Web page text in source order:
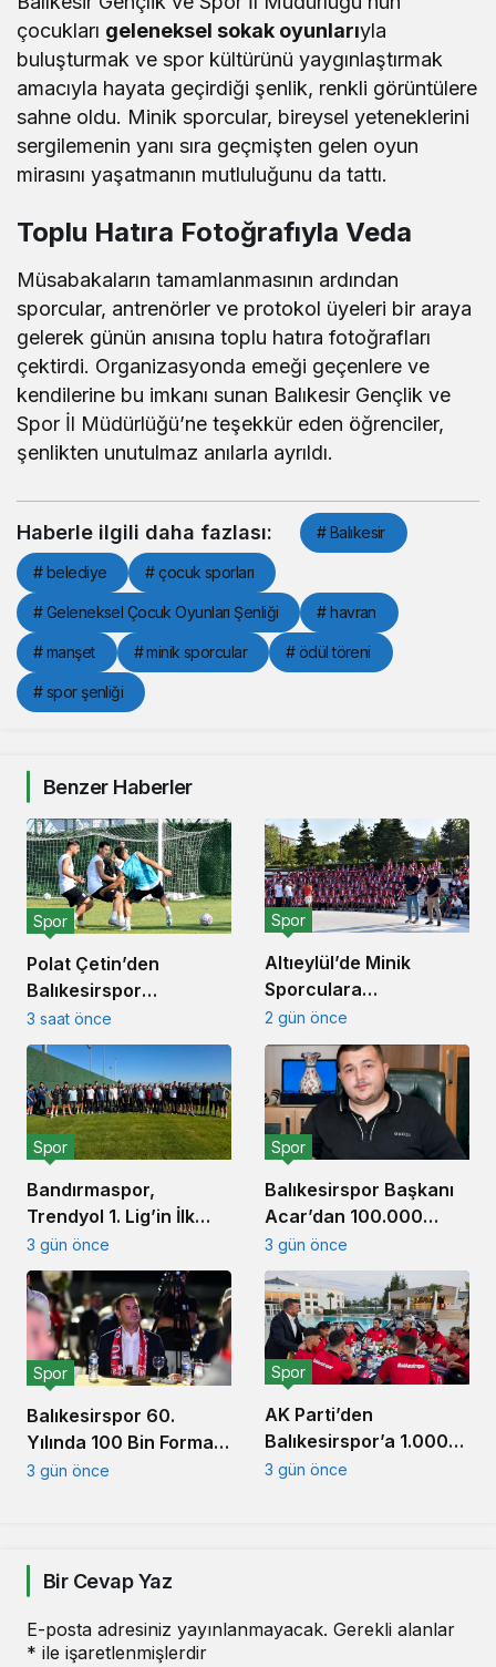
çocukları geleneksel sokak oyunlarıyla
buluşturmak ve spor kültürünü yaygınlaştırmak
amacıyla hayata geçirdiği şenlik, renkli görüntülere
sahne oldu. Minik sporcular, bireysel yeteneklerini
sergilemenin yanı sıra geçmişten gelen oyun
mirasını yaşatmanın mutluluğunu da tattı.
Toplu Hatıra Fotoğrafıyla Veda
Müsabakaların tamamlanmasının ardından
sporcular, antrenörler ve protokol üyeleri bir araya
gelerek günün anısına toplu hatıra fotoğrafları
çektirdi. Organizasyonda emeği geçenlere ve
kendilerine bu imkanı sunan Balıkesir Gençlik ve
Spor İl Müdürlüğü’ne teşekkür eden öğrenciler,
şenlikten unutulmaz anılarla ayrıldı.
Haberle ilgili daha fazlası: # Balıkesir
# belediye # çocuk sporları
# Geleneksel Çocuk Oyunları Şenliği # havran
# manşet # minik sporcular # ödül töreni
# spor şenliği
Benzer Haberler
Polat Çetin’den
Balıkesirspor
Açıklaması: ‘Büyük
Camiaların Hedefleri
Büyüktür’
Spor
3 saat önce
Altıeylül’de Minik
Sporculara
Balıkesirspor Forması
Hediye Edildi
Spor
2 gün önce
Bandırmaspor,
Trendyol 1. Lig’in İlk
Haftasında
İstanbulspor’u
Ağırlamaya
Hazırlanıyor
Spor
3 gün önce
Balıkesirspor Başkanı
Acar’dan 100.000
Forma Kampanyası
Açıklaması
Spor
3 gün önce
Balıkesirspor 60.
Yılında 100 Bin Forma
Kampanyası Başlattı
Spor
3 gün önce
AK Parti’den
Balıkesirspor’a 1.000
Forma Desteği
Spor
3 gün önce
Bir Cevap Yaz
E-posta adresiniz yayınlanmayacak. Gerekli alanlar
* ile işaretlenmişlerdir